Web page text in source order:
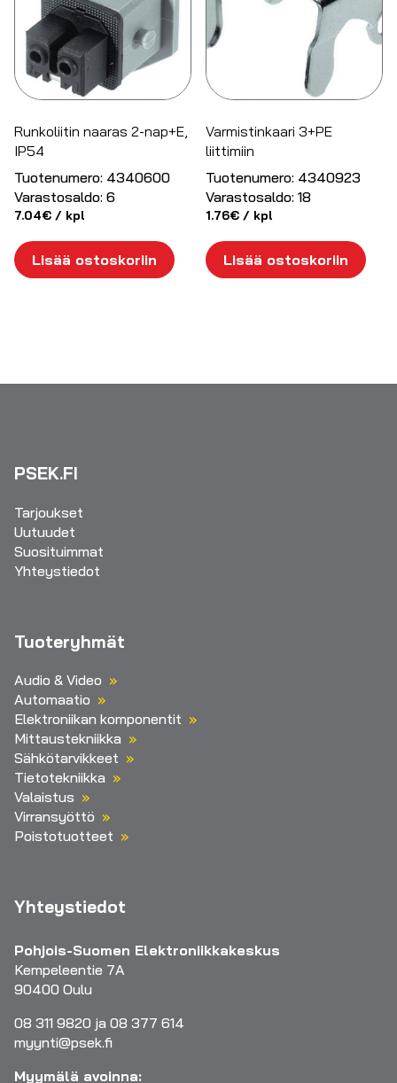
Runkoliitin naaras 2-nap+E,
IP54
Tuotenumero: 4340600
Varastosaldo: 6
7.04€ / kpl
Lisää ostoskoriin
Varmistinkaari 3+PE
liittimiin
Tuotenumero: 4340923
Varastosaldo: 18
1.76€ / kpl
Lisää ostoskoriin
PSEK.FI
Tarjoukset
Uutuudet
Suosituimmat
Yhteystiedot
Tuoteryhmät
Audio & Video
Automaatio
Elektroniikan komponentit
Mittaustekniikka
Sähkötarvikkeet
Tietotekniikka
Valaistus
Virransyöttö
Poistotuotteet
Yhteystiedot
Pohjois-Suomen Elektroniikkakeskus
Kempeleentie 7A
90400 Oulu
08 311 9820 ja 08 377 614
myynti@psek.fi
Myymälä avoinna: